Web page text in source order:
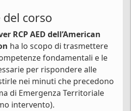
corso
RCP AED dell’American
ha lo scopo di trasmettere
fondamentali e le
per rispondere alle
nei minuti che precedono
di Emergenza Territoriale
intervento).